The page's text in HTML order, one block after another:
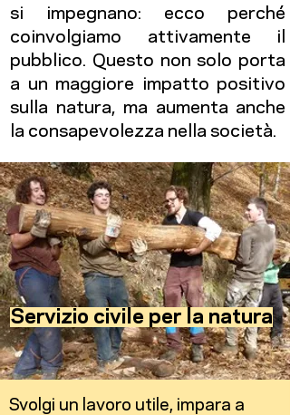
si impegnano: ecco perché
coinvolgiamo attivamente il
pubblico. Questo non solo porta
a un maggiore impatto positivo
sulla natura, ma aumenta anche
la consapevolezza nella società.
Servizio civile per la natura
Svolgi un lavoro utile, impara a